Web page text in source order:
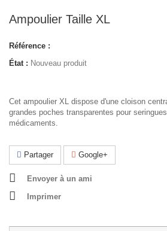
Ampoulier Taille XL
Référence :
État : Nouveau produit
Cet ampoulier XL dispose d'une cloison
grandes poches transparentes pour
médicaments.
Partager Google+
Envoyer à un ami
Imprimer